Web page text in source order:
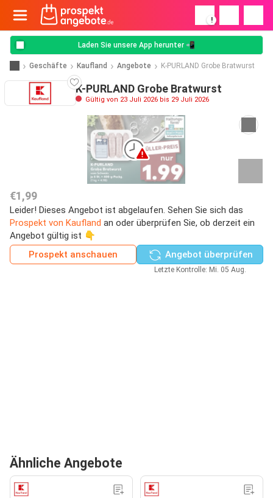
!
Laden Sie unsere App herunter 📲
Geschäfte Kaufland Angebote K-PURLAND Grobe Bratwurst
K-PURLAND Grobe Bratwurst
Gültig von 23 Juli 2026 bis 29 Juli 2026
€1,99
Leider! Dieses Angebot ist abgelaufen. Sehen Sie sich das
Prospekt von Kaufland an oder überprüfen Sie, ob derzeit ein
Angebot gültig ist 👇
Prospekt anschauen
Angebot überprüfen
Letzte Kontrolle: Mi. 05 Aug.
Ähnliche Angebote